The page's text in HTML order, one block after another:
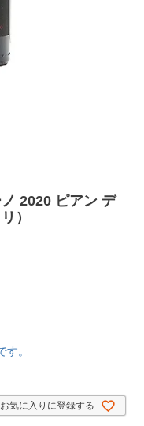
2020 ピアン デ
）
。
お気に入りに登録する